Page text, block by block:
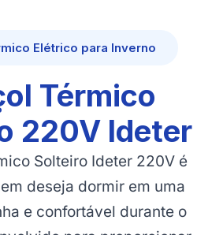
Elétrico para Inverno
Térmico
220V Ideter
Solteiro Ideter 220V é
deseja dormir em uma
e confortável durante o